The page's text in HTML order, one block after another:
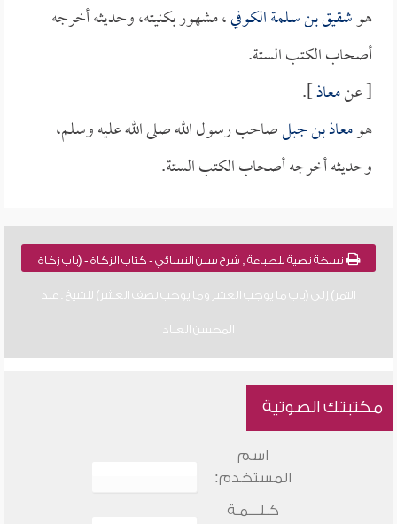
هوشقيق بن سلمة الكوفي، مشهور بكنيته، وحديثه أخرجه
أصحاب الكتب الستة.
[ عنمعاذ].
هومعاذ بن جبلصاحب رسول الله صلى الله عليه وسلم،
وحديثه أخرجه أصحاب الكتب الستة.
نسخة نصية للطباعة , شرح سنن النسائي - كتاب الزكاة - (باب زكاة
التمر) إلى (باب ما يوجب العشر وما يوجب نصف العشر) للشيخ : عبد
المحسن العباد
مكتبتك الصوتية
اسم
المستخدم:
كـلـــمـة